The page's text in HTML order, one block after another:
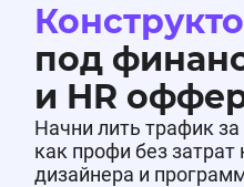
под
и HR
Начни лить трафик
как профи без затрат
дизайнера и